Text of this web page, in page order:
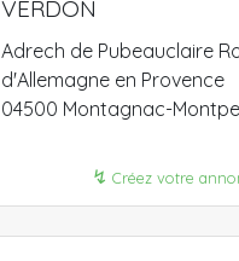
VERDON
Adrech de Pubeauclaire
d'Allemagne en Provence
04500 Montagnac-
↯ Créez votre